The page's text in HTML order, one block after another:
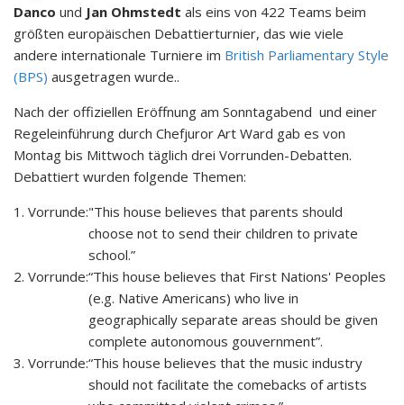
Danco und Jan Ohmstedt als eins von 422 Teams beim
größten europäischen Debattierturnier, das wie viele
andere internationale Turniere im British Parliamentary Style
(BPS) ausgetragen wurde..
Nach der offiziellen Eröffnung am Sonntagabend und einer
Regeleinführung durch Chefjuror Art Ward gab es von
Montag bis Mittwoch täglich drei Vorrunden-Debatten.
Debattiert wurden folgende Themen:
1. Vorrunde:"This house believes that parents should
choose not to send their children to private
school.”
2. Vorrunde:“This house believes that First Nations' Peoples
(e.g. Native Americans) who live in
geographically separate areas should be given
complete autonomous gouvernment”.
3. Vorrunde:“This house believes that the music industry
should not facilitate the comebacks of artists